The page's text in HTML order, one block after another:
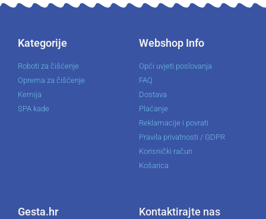
Kategorije
Roboti za čišćenje
Oprema za čišćenje
Kemija
SPA kade
Webshop Info
Opći uvjeti poslovanja
FAQ
Dostava
Plaćanje
Reklamacije i povrati
Pravila privatnosti / GDPR
Korisnički račun
Košarica
Gesta.hr Kontaktirajte nas